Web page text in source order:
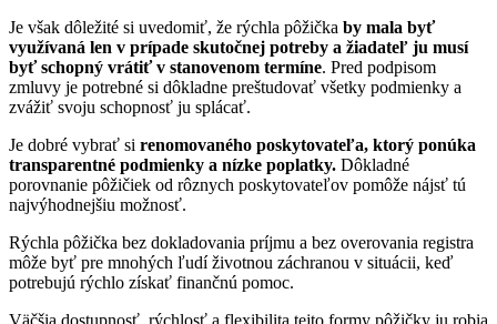
Je však dôležité si uvedomiť, že rýchla pôžička by mala byť
využívaná len v prípade skutočnej potreby a žiadateľ ju musí
byť schopný vrátiť v stanovenom termíne. Pred podpisom
zmluvy je potrebné si dôkladne preštudovať všetky podmienky a
zvážiť svoju schopnosť ju splácať.
Je dobré vybrať si renomovaného poskytovateľa, ktorý ponúka
transparentné podmienky a nízke poplatky. Dôkladné
porovnanie pôžičiek od rôznych poskytovateľov pomôže nájsť tú
najvýhodnejšiu možnosť.
Rýchla pôžička bez dokladovania príjmu a bez overovania registra
môže byť pre mnohých ľudí životnou záchranou v situácii, keď
potrebujú rýchlo získať finančnú pomoc.
Väčšia dostupnosť, rýchlosť a flexibilita tejto formy pôžičky ju robia